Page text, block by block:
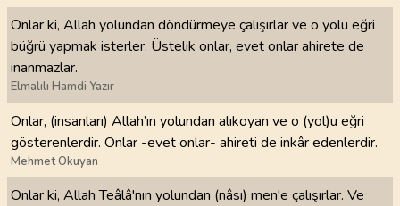
Onlar ki, Allah yolundan döndürmeye çalışırlar ve o yolu eğri
büğrü yapmak isterler. Üstelik onlar, evet onlar ahirete de
inanmazlar.
Elmalılı Hamdi Yazır
Onlar, (insanları) Allah’ın yolundan alıkoyan ve o (yol)u eğri
gösterenlerdir. Onlar -evet onlar- ahireti de inkâr edenlerdir.
Mehmet Okuyan
Onlar ki, Allah Teâlâ'nın yolundan (nâsı) men'e çalışırlar. Ve